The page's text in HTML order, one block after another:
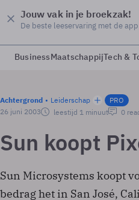
Jouw vak in je broekzak!
De beste leeservaring met de app
BusinessMaatschappijTech &
Achtergrond Leiderschap
PRO
26 juni 2003
leestijd 1 minuut 0
Sun koopt
Sun Microsystems koopt
bedrag het in San José,